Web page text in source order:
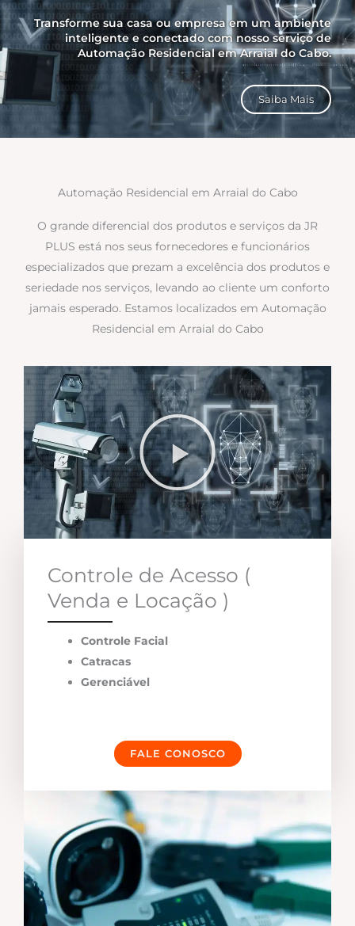
Transforme sua casa ou empresa em um ambiente
inteligente e conectado com nosso serviço de
Automação Residencial em Arraial do Cabo.
Saiba Mais
Automação Residencial em Arraial do Cabo
O grande diferencial dos produtos e serviços da JR
PLUS está nos seus fornecedores e funcionários
especializados que prezam a excelência dos produtos e
seriedade nos serviços, levando ao cliente um conforto
jamais esperado. Estamos localizados em Automação
Residencial em Arraial do Cabo
Controle de Acesso (
Venda e Locação )
Controle Facial
Catracas
Gerenciável
FALE CONOSCO